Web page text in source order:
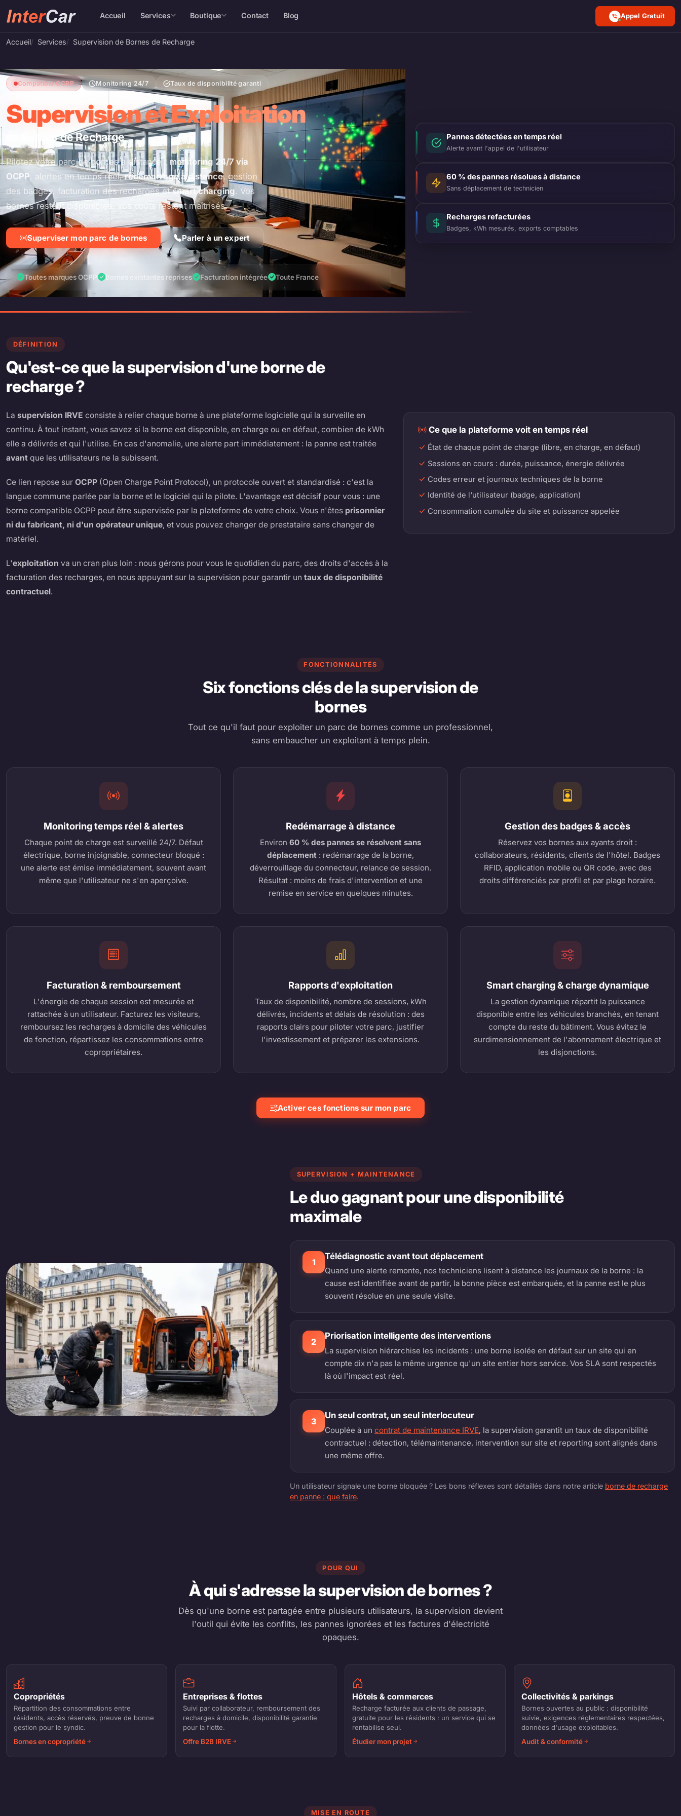
Accueil Services Boutique Contact Blog Appel Gratuit
Accueil Services Supervision de Bornes de Recharge
Compatible OCPP Monitoring 24/7 Taux de disponibilité garanti
Supervision et Exploitation
de Bornes de Recharge
Pilotez votre parc de bornes à distance : monitoring 24/7 via
OCPP, alertes en temps réel,redémarrage à distance, gestion
des badges, facturation des recharges etsmart charging. Vos
bornes restent disponibles, vos coûts restent maîtrisés.
Superviser mon parc de bornes Parler à un expert
Toutes marques OCPP Bornes existantes reprises Facturation intégrée Toute France
Pannes détectées en temps réel
Alerte avant l'appel de l'utilisateur
60 % des pannes résolues à distance
Sans déplacement de technicien
Recharges refacturées
Badges, kWh mesurés, exports comptables
DÉFINITION
Qu'est-ce que la supervision d'une borne de
recharge ?
La supervision IRVE consiste à relier chaque borne à une plateforme logicielle qui la surveille en
continu. À tout instant, vous savez si la borne est disponible, en charge ou en défaut, combien de kWh
elle a délivrés et qui l'utilise. En cas d'anomalie, une alerte part immédiatement : la panne est traitée
avant que les utilisateurs ne la subissent.
Ce lien repose sur OCPP (Open Charge Point Protocol), un protocole ouvert et standardisé : c'est la
langue commune parlée par la borne et le logiciel qui la pilote. L'avantage est décisif pour vous : une
borne compatible OCPP peut être supervisée par la plateforme de votre choix. Vous n'êtes prisonnier
ni du fabricant, ni d'un opérateur unique, et vous pouvez changer de prestataire sans changer de
matériel.
L'exploitation va un cran plus loin : nous gérons pour vous le quotidien du parc, des droits d'accès à la
facturation des recharges, en nous appuyant sur la supervision pour garantir un taux de disponibilité
contractuel.
Ce que la plateforme voit en temps réel
État de chaque point de charge (libre, en charge, en défaut)
Sessions en cours : durée, puissance, énergie délivrée
Codes erreur et journaux techniques de la borne
Identité de l'utilisateur (badge, application)
Consommation cumulée du site et puissance appelée
FONCTIONNALITÉS
Six fonctions clés de la supervision de
bornes
Tout ce qu'il faut pour exploiter un parc de bornes comme un professionnel,
sans embaucher un exploitant à temps plein.
Monitoring temps réel & alertes
Chaque point de charge est surveillé 24/7. Défaut
électrique, borne injoignable, connecteur bloqué :
une alerte est émise immédiatement, souvent avant
même que l'utilisateur ne s'en aperçoive.
Redémarrage à distance
Environ 60 % des pannes se résolvent sans
déplacement : redémarrage de la borne,
déverrouillage du connecteur, relance de session.
Résultat : moins de frais d'intervention et une
remise en service en quelques minutes.
Gestion des badges & accès
Réservez vos bornes aux ayants droit :
collaborateurs, résidents, clients de l'hôtel. Badges
RFID, application mobile ou QR code, avec des
droits différenciés par profil et par plage horaire.
Facturation & remboursement
L'énergie de chaque session est mesurée et
rattachée à un utilisateur. Facturez les visiteurs,
remboursez les recharges à domicile des véhicules
de fonction, répartissez les consommations entre
copropriétaires.
Rapports d'exploitation
Taux de disponibilité, nombre de sessions, kWh
délivrés, incidents et délais de résolution : des
rapports clairs pour piloter votre parc, justifier
l'investissement et préparer les extensions.
Smart charging & charge dynamique
La gestion dynamique répartit la puissance
disponible entre les véhicules branchés, en tenant
compte du reste du bâtiment. Vous évitez le
surdimensionnement de l'abonnement électrique et
les disjonctions.
Activer ces fonctions sur mon parc
SUPERVISION + MAINTENANCE
Le duo gagnant pour une disponibilité
maximale
1
Télédiagnostic avant tout déplacement
Quand une alerte remonte, nos techniciens lisent à distance les journaux de la borne : la
cause est identifiée avant de partir, la bonne pièce est embarquée, et la panne est le plus
souvent résolue en une seule visite.
2
Priorisation intelligente des interventions
La supervision hiérarchise les incidents : une borne isolée en défaut sur un site qui en
compte dix n'a pas la même urgence qu'un site entier hors service. Vos SLA sont respectés
là où l'impact est réel.
3
Un seul contrat, un seul interlocuteur
Couplée à un contrat de maintenance IRVE, la supervision garantit un taux de disponibilité
contractuel : détection, télémaintenance, intervention sur site et reporting sont alignés dans
une même offre.
Un utilisateur signale une borne bloquée ? Les bons réflexes sont détaillés dans notre article borne de recharge
en panne : que faire.
POUR QUI
À qui s'adresse la supervision de bornes ?
Dès qu'une borne est partagée entre plusieurs utilisateurs, la supervision devient
l'outil qui évite les conflits, les pannes ignorées et les factures d'électricité
opaques.
Copropriétés
Répartition des consommations entre
résidents, accès réservés, preuve de bonne
gestion pour le syndic.
Bornes en copropriété
Entreprises & flottes
Suivi par collaborateur, remboursement des
recharges à domicile, disponibilité garantie
pour la flotte.
Offre B2B IRVE
Hôtels & commerces
Recharge facturée aux clients de passage,
gratuite pour les résidents : un service qui se
rentabilise seul.
Étudier mon projet
Collectivités & parkings
Bornes ouvertes au public : disponibilité
suivie, exigences réglementaires respectées,
données d'usage exploitables.
Audit & conformité
MISE EN ROUTE